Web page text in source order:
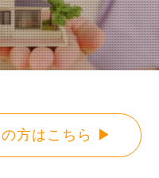
方はこちら ▶